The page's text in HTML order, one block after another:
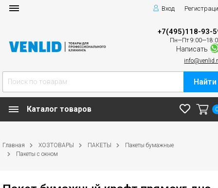
Вход
+7(495)118-93-
Пн—Пт
Написать
Найти
Каталог товаров
Главная ХОЗТОВАРЫ ПАКЕТЫ
Пакеты бумажные
Пакеты с окном